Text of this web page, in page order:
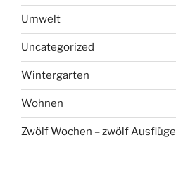
Umwelt
Uncategorized
Wintergarten
Wohnen
Zwölf Wochen – zwölf Ausflüge